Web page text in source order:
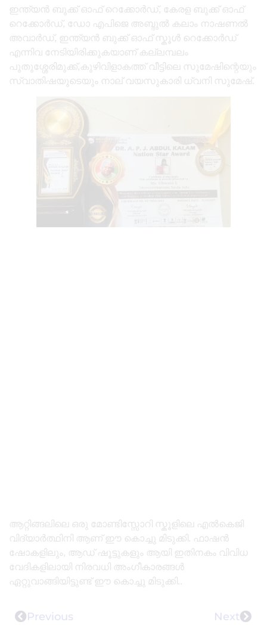
ഇന്ത്യൻ ബുക്ക് ഓഫ് റെക്കോർഡ്, കേരള ബുക്ക് ഓഫ്
റെക്കോർഡ്, ഡോ എപിജെ അബ്ദുൽ കലാം നാഷണൽ
അവാർഡ്, ഇന്ത്യൻ ബുക്ക് ഓഫ് സ്കൂൾ റെക്കോർഡ്
എന്നിവ നേടിയിരിക്കുകയാണ് കല്ലമ്പലം
പുതുശ്ശേരിമുക്ക്,കുഴിവിളാകത്ത് വീട്ടിലെ സുമേഷിന്റെയും
സ്വാതിഷയുടെയും നാല് വയസുകാരി ധ്വനി സുമേഷ്.
ആറ്റിങ്ങലിലെ ഒരു മോണ്ടിസ്സോറി സ്കൂളിലെ എൽകെജി
വിദ്യാർത്ഥിനി ആണ് ഈ കൊച്ചു മിടുക്കി. ഫാഷൻ
ഷോകളിലും, ആഡ് ഷൂട്ടുകളും ആയി ഇതിനകം വിവിധ
വേദികളിലായി നിരവധി അംഗീകാരങ്ങൾ
ഏറ്റുവാങ്ങിയിട്ടുണ്ട് ഈ കൊച്ചു മിടുക്കി..
Previous Next